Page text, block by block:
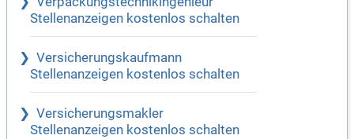
Stellenanzeigen kostenlos schalten
Versicherungskaufmann
Stellenanzeigen kostenlos schalten
Versicherungsmakler
Stellenanzeigen kostenlos schalten